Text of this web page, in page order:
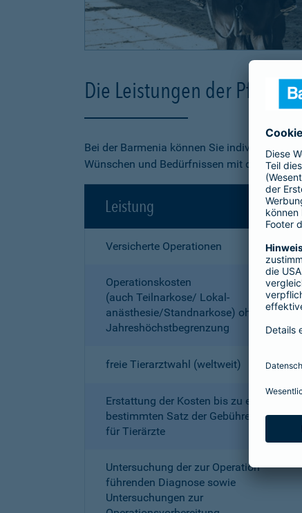
Die Leistungen der Pferde-
Bei der Barmenia können Sie individuell
Wünschen und Bedürfnissen mit dem
Leistung
Versicherte Operationen
Operationskosten
(auch Teilnarkose/ Lokal­
anästhesie/Standnarkose) ohne
Jahreshöchstbe­grenzung
freie Tierarztwahl (weltweit)
Erstattung der Kosten bis zu einem
bestimmten Satz der Gebührenordnung
für Tierärzte
Untersuchung der zur Operation
führenden Diagnose sowie
Untersuchungen zur